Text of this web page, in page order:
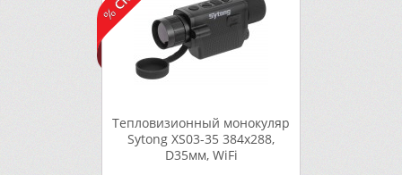
Тепловизионный монокуляр
Sytong XS03-35 384х288,
D35мм, WiFi